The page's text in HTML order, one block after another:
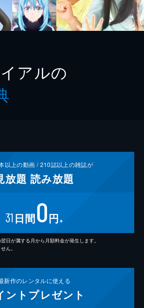
アルの
以上の動画 /210誌以上の雑誌が
放題 読み放題
31 日間0円 ※
日が属する月から月額料金が発生します。
ん。
新作のレンタルに使える
ント プレゼント